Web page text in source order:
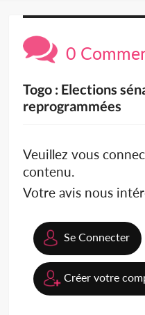
0
Togo : Elections
reprogrammées
Veuillez vous
contenu.
Votre avis nous
Se Connecter
Créer votre